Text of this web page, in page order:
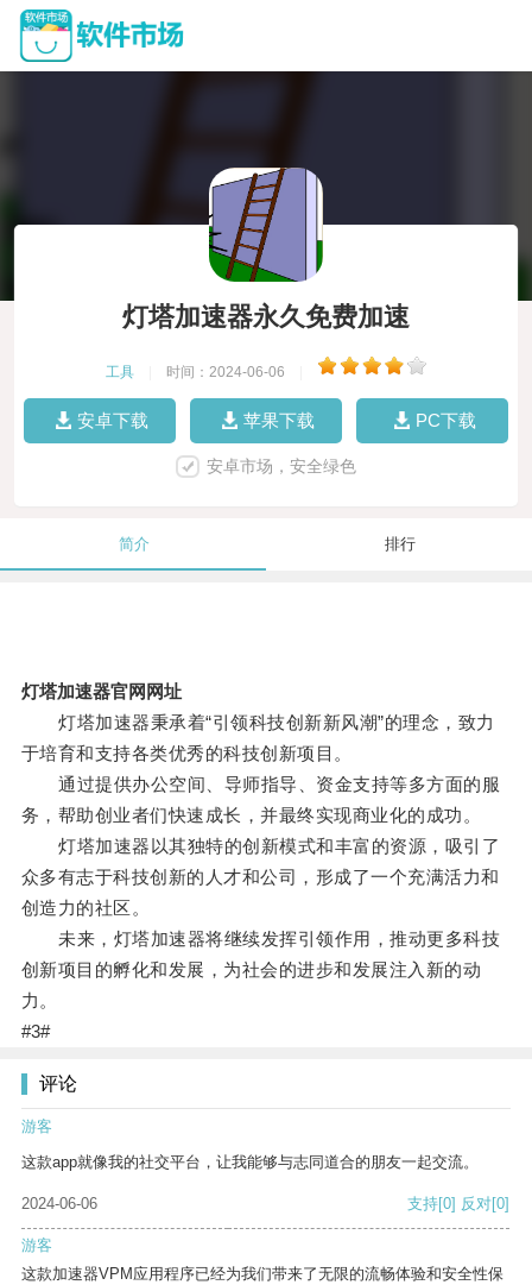
灯塔加速器永久免费加速
工具 时间：2024-06-06
安卓下载 苹果下载 PC下载
安卓市场，安全绿色
简介 排行
灯塔加速器官网网址
灯塔加速器秉承着“引领科技创新新风潮”的理念，致力
于培育和支持各类优秀的科技创新项目。
通过提供办公空间、导师指导、资金支持等多方面的服
务，帮助创业者们快速成长，并最终实现商业化的成功。
灯塔加速器以其独特的创新模式和丰富的资源，吸引了
众多有志于科技创新的人才和公司，形成了一个充满活力和
创造力的社区。
未来，灯塔加速器将继续发挥引领作用，推动更多科技
创新项目的孵化和发展，为社会的进步和发展注入新的动
力。
#3#
评论
游客
这款app就像我的社交平台，让我能够与志同道合的朋友一起交流。
2024-06-06 支持[0] 反对[0]
游客
这款加速器VPM应用程序已经为我们带来了无限的流畅体验和安全性保